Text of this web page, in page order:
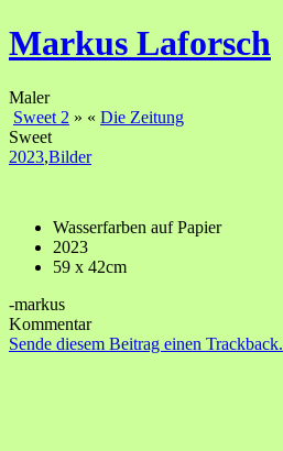
Markus Laforsch
Maler
Sweet 2 » « Die Zeitung
Sweet
2023,Bilder
Wasserfarben auf Papier
2023
59 x 42cm
-markus
Kommentar
Sende diesem Beitrag einen Trackback.